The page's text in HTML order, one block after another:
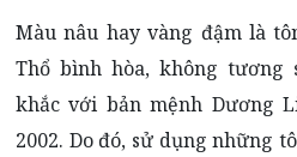
Màu nâu hay vàng đậm là
Thổ bình hòa, không tương
khắc với bản mệnh Dương
2002. Do đó, sử dụng những